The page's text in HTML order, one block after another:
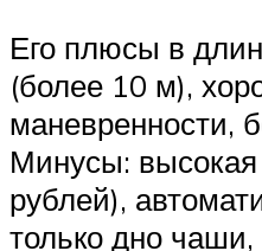
Его плюсы в
(более 10 м),
маневренности,
Минусы:
рублей),
только дно чаши,